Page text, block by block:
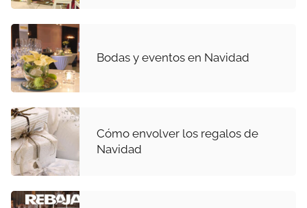
Bodas y eventos en Navidad
Cómo envolver los regalos de
Navidad